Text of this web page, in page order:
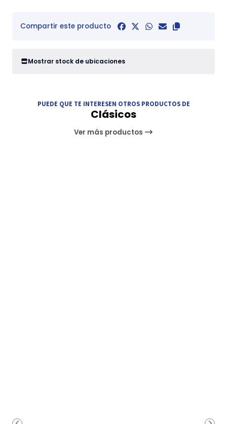
Compartir este producto
Mostrar stock de ubicaciones
PUEDE QUE TE INTERESEN OTROS PRODUCTOS DE
Clásicos
Ver más productos